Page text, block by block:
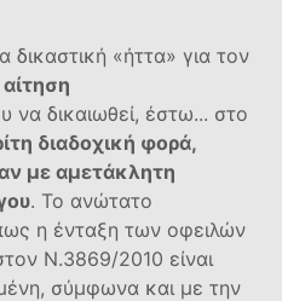
«ήττα» για τον
να δικαιωθεί, έστω... στο
διαδοχική φορά,
με αμετάκλητη
. Το ανώτατο
η ένταξη των οφειλών
Ν.3869/2010 είναι
σύμφωνα και με την